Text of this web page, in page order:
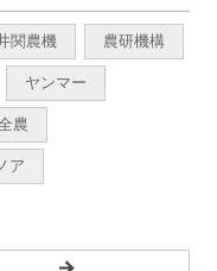
関農機 農研機構
ヤンマー
農
ア